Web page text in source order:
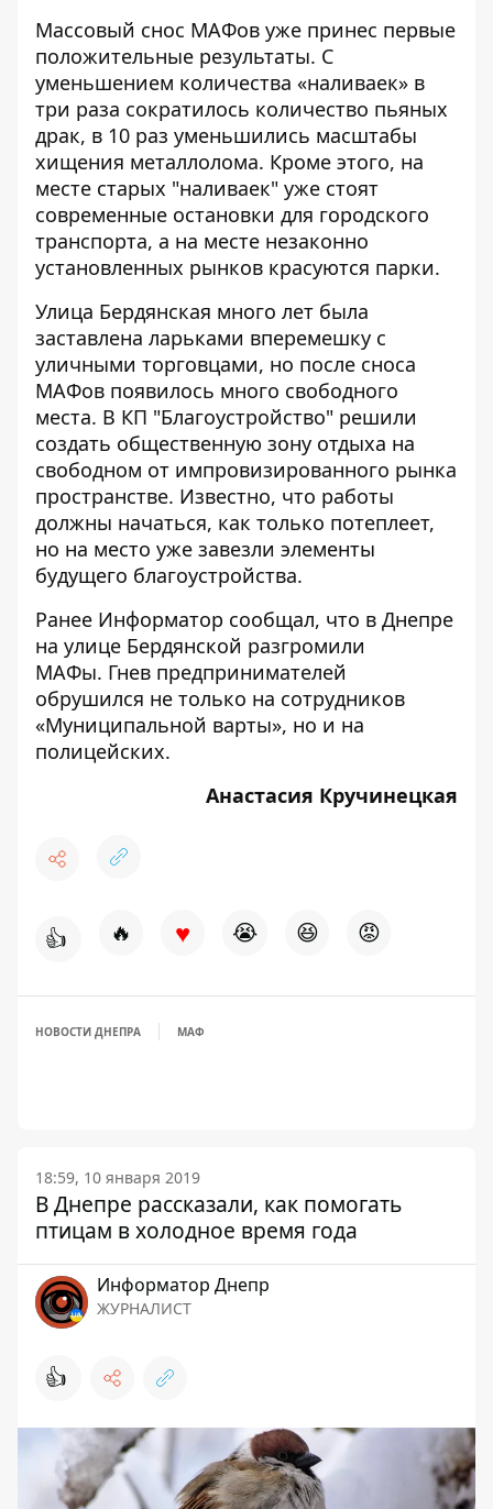
Массовый снос МАФов уже принес первые
положительные результаты. С
уменьшением количества «наливаек» в
три раза сократилось количество пьяных
драк, в 10 раз уменьшились масштабы
хищения металлолома. Кроме этого, на
месте старых "наливаек" уже стоят
современные остановки для городского
транспорта, а на месте незаконно
установленных рынков красуются парки.
Улица Бердянская много лет была
заставлена ларьками вперемешку с
уличными торговцами, но после сноса
МАФов появилось много свободного
места. В КП "Благоустройство" решили
создать общественную зону отдыха на
свободном от импровизированного рынка
пространстве. Известно, что работы
должны начаться, как только потеплеет,
но на место уже завезли элементы
будущего благоустройства.
Ранее Информатор сообщал, что в Днепре
на улице Бердянской разгромили
МАФы. Гнев предпринимателей
обрушился не только на сотрудников
«Муниципальной варты», но и на
полицейских.
Анастасия Кручинецкая
👍 🔥 ♥ 😭 😆 😡
НОВОСТИ ДНЕПРА МАФ
18:59, 10 января 2019
В Днепре рассказали, как помогать
птицам в холодное время года
Информатор Днепр
ЖУРНАЛИСТ
👍